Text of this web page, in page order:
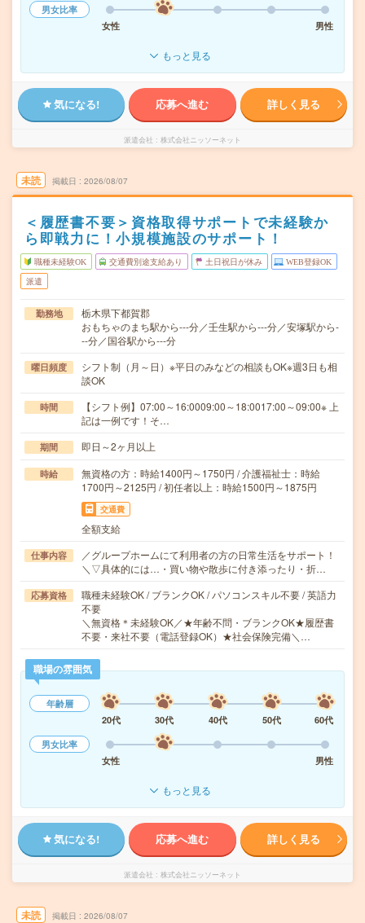
男女比率
女性
男性
もっと見る
気になる! 応募へ進む 詳しく見る
派遣会社 株式会社ニッソーネット
未読 掲載日 2026/08/07
＜履歴書不要＞資格取得サポートで未経験か
ら即戦力に！小規模施設のサポート！
職種未経験OK 交通費別途支給あり 土日祝日が休み WEB登録OK
派遣
勤務地
栃木県下都賀郡
おもちゃのまち駅から---分／壬生駅から---分／安塚駅から-
--分／国谷駅から---分
曜日頻度
シフト制（月～日）※平日のみなどの相談もOK※週3日も相
談OK
時間
【シフト例】07:00～16:0009:00～18:0017:00～09:00※ 上
記は一例です！そ…
期間 即日～2ヶ月以上
時給
無資格の方：時給1400円～1750円 / 介護福祉士：時給
1700円～2125円 / 初任者以上：時給1500円～1875円
交通費
全額支給
仕事内容
／グループホームにて利用者の方の日常生活をサポート！
＼▽具体的には…・買い物や散歩に付き添ったり・折…
応募資格
職種未経験OK / ブランクOK / パソコンスキル不要 / 英語力
不要
＼無資格＊未経験OK／★年齢不問・ブランクOK★履歴書
不要・来社不要（電話登録OK）★社会保険完備＼…
職場の雰囲気
年齢層
20代
30代 40代 50代
60代
男女比率
女性
男性
もっと見る
気になる! 応募へ進む 詳しく見る
派遣会社 株式会社ニッソーネット
未読 掲載日 2026/08/07